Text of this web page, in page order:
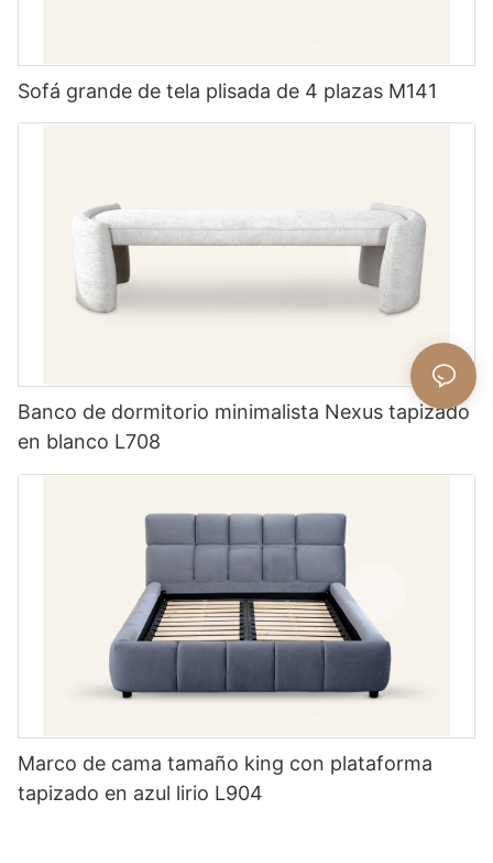
Sofá grande de tela plisada de 4 plazas M141
Banco de dormitorio minimalista Nexus tapizado
en blanco L708
Marco de cama tamaño king con plataforma
tapizado en azul lirio L904